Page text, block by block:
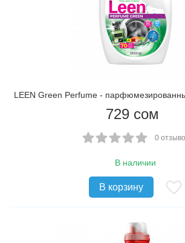
​LEEN Green Perfume -
729 сом
0
В наличии
В корзину